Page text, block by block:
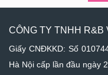
blank.
CÔNG TY TNHH R&B
Giấy CNĐKKD: Số
Hà Nội cấp lần đầu ngày